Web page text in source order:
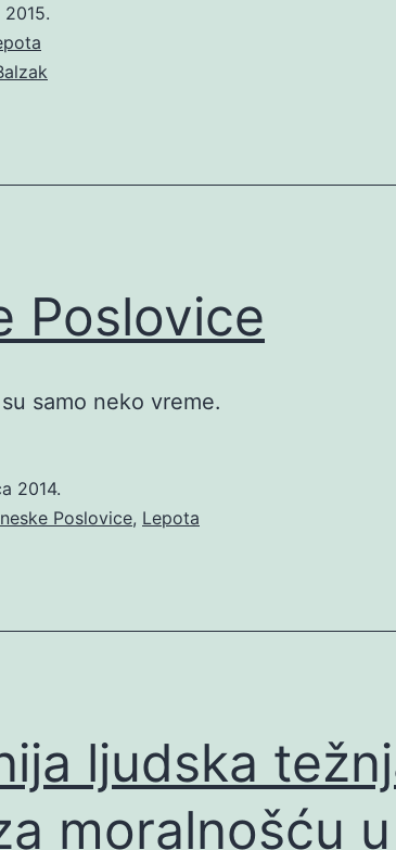
Poslovice
samo neko vreme.
2014.
Poslovice, Lepota
ljudska
moralnošću u